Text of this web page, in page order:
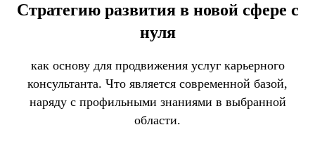
Стратегию развития в новой сфере с
нуля
как основу для продвижения услуг карьерного
консультанта. Что является современной базой,
наряду с профильными знаниями в выбранной
области.